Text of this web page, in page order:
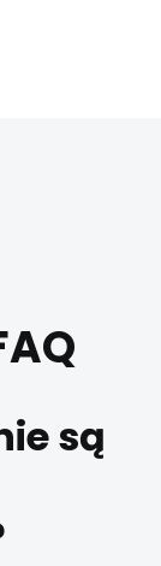
są